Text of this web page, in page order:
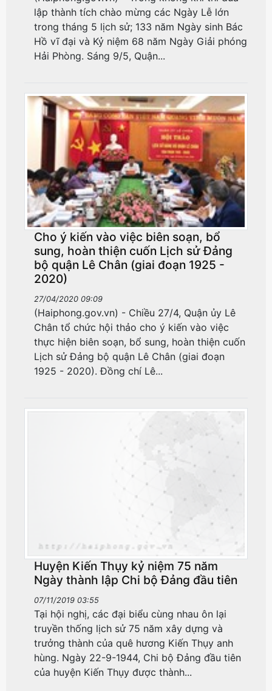
lập thành tích chào mừng các Ngày Lễ lớn
trong tháng 5 lịch sử; 133 năm Ngày sinh Bác
Hồ vĩ đại và Kỷ niệm 68 năm Ngày Giải phóng
Hải Phòng. Sáng 9/5, Quận...
Cho ý kiến vào việc biên soạn, bổ
sung, hoàn thiện cuốn Lịch sử Đảng
bộ quận Lê Chân (giai đoạn 1925 -
2020)
27/04/2020 09:09
(Haiphong.gov.vn) - Chiều 27/4, Quận ủy Lê
Chân tổ chức hội thảo cho ý kiến vào việc
thực hiện biên soạn, bổ sung, hoàn thiện cuốn
Lịch sử Đảng bộ quận Lê Chân (giai đoạn
1925 - 2020). Đồng chí Lê...
Huyện Kiến Thụy kỷ niệm 75 năm
Ngày thành lập Chi bộ Đảng đầu tiên
07/11/2019 03:55
Tại hội nghị, các đại biểu cùng nhau ôn lại
truyền thống lịch sử 75 năm xây dựng và
trưởng thành của quê hương Kiến Thụy anh
hùng. Ngày 22-9-1944, Chi bộ Đảng đầu tiên
của huyện Kiến Thụy được thành...